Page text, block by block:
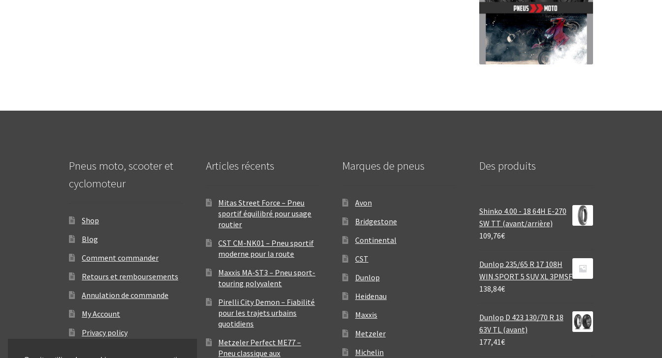
Pneus moto, scooter et
cyclomoteur
Shop
Blog
Comment commander
Retours et remboursements
Annulation de commande
My Account
Privacy policy
Articles récents
Mitas Street Force – Pneu
sportif équilibré pour usage
routier
CST CM-NK01 – Pneu sportif
moderne pour la route
Maxxis MA-ST3 – Pneu sport-
touring polyvalent
Pirelli City Demon – Fiabilité
pour les trajets urbains
quotidiens
Metzeler Perfect ME77 –
Pneu classique aux
Marques de pneus
Avon
Bridgestone
Continental
CST
Dunlop
Heidenau
Maxxis
Metzeler
Michelin
Des produits
Shinko 4.00 - 18 64H E-270
SW TT (avant/arrière)
109,76€
Dunlop 235/65 R 17 108H
WIN.SPORT 5 SUV XL 3PMSF
138,84€
Dunlop D 423 130/70 R 18
63V TL (avant)
177,41€